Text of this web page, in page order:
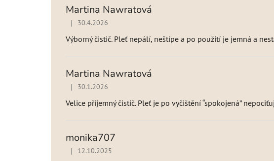
Martina Nawratová
Hodnotenie produktu je 5 z 5 hviezdičiek.
| 30.4.2026
Výborný čistič. Pleť nepálí, neštípe a po použití je jemná a
Martina Nawratová
Hodnotenie produktu je 5 z 5 hviezdičiek.
| 30.1.2026
Velice příjemný čistič. Pleť je po vyčištění “spokojená”
monika707
Hodnotenie produktu je 5 z 5 hviezdičiek.
| 12.10.2025